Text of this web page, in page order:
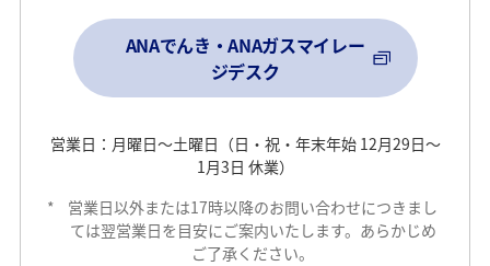
ANAでんき・ANAガスマイレー
ジデスク
営業日：月曜日～土曜日（日・祝・年末年始 12月29日～
1月3日 休業）
*
営業日以外または17時以降のお問い合わせにつきまし
ては翌営業日を目安にご案内いたします。あらかじめ
ご了承ください。